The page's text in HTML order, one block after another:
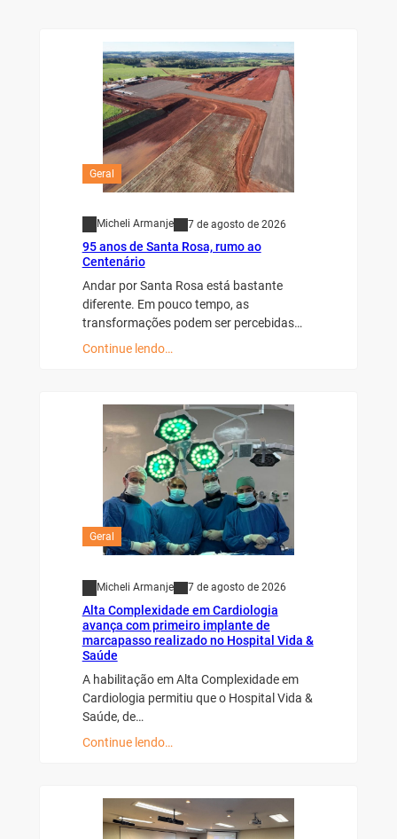
Geral
Micheli Armanje 7 de agosto de 2026
95 anos de Santa Rosa, rumo ao
Centenário
Andar por Santa Rosa está bastante
diferente. Em pouco tempo, as
transformações podem ser percebidas…
Continue lendo…
Geral
Micheli Armanje 7 de agosto de 2026
Alta Complexidade em Cardiologia
avança com primeiro implante de
marcapasso realizado no Hospital Vida &
Saúde
A habilitação em Alta Complexidade em
Cardiologia permitiu que o Hospital Vida &
Saúde, de…
Continue lendo…